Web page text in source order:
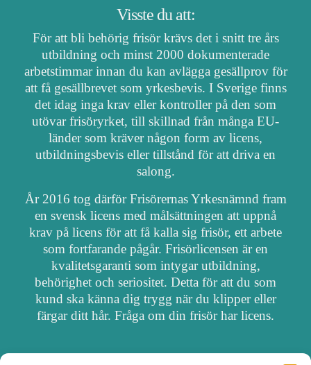
Visste du att:
För att bli behörig frisör krävs det i snitt tre års
utbildning och minst 2000 dokumenterade
arbetstimmar innan du kan avlägga gesällprov för
att få gesällbrevet som yrkesbevis. I Sverige finns
det idag inga krav eller kontroller på den som
utövar frisöryrket, till skillnad från många EU-
länder som kräver någon form av licens,
utbildningsbevis eller tillstånd för att driva en
salong.
År 2016 tog därför Frisörernas Yrkesnämnd fram
en svensk licens med målsättningen att uppnå
krav på licens för att få kalla sig frisör, ett arbete
som fortfarande pågår. Frisörlicensen är en
kvalitetsgaranti som intygar utbildning,
behörighet och seriositet. Detta för att du som
kund ska känna dig trygg när du klipper eller
färgar ditt hår. Fråga om din frisör har licens.